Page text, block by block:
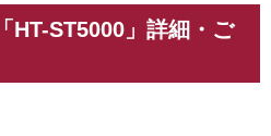
HT-ST5000」詳細・ご